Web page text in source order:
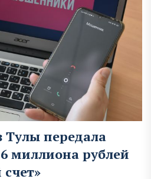
Тулы передала
миллиона рублей